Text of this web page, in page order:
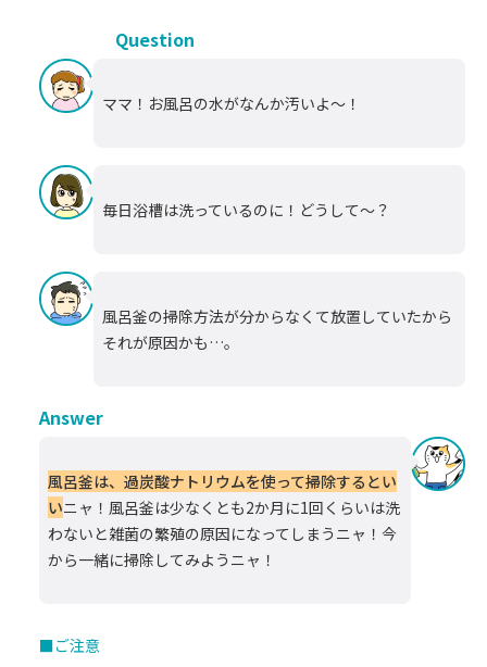
Question
ママ！お風呂の水がなんか汚いよ～！
毎日浴槽は洗っているのに！どうして～？
風呂釜の掃除方法が分からなくて放置していたから
それが原因かも…。
Answer
風呂釜は、過炭酸ナトリウムを使って掃除するとい
いニャ！風呂釜は少なくとも2か月に1回くらいは洗
わないと雑菌の繁殖の原因になってしまうニャ！今
から一緒に掃除してみようニャ！
■ご注意